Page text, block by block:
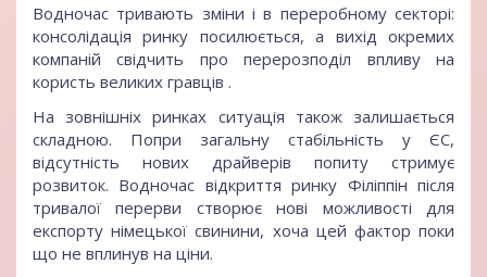
Водночас тривають зміни і в переробному секторі:
консолідація ринку посилюється, а вихід окремих
компаній свідчить про перерозподіл впливу на
користь великих гравців .
На зовнішніх ринках ситуація також залишається
складною. Попри загальну стабільність у ЄС,
відсутність нових драйверів попиту стримує
розвиток. Водночас відкриття ринку Філіппін після
тривалої перерви створює нові можливості для
експорту німецької свинини, хоча цей фактор поки
що не вплинув на ціни.